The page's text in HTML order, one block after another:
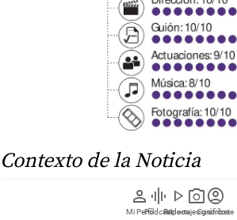
person
Mi Perfil
graphic_eq
Pódcast
play_arrow
Videos
photo_camera
Reportajes gráficos
account_circle
Suscríbete
Contexto de la Noticia